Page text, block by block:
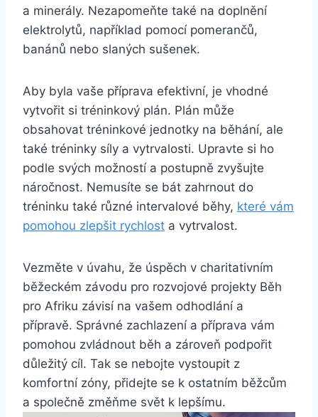
a minerály. Nezapomeňte také na doplnění
elektrolytů, například pomocí pomerančů,
banánů nebo slaných sušenek.
Aby byla vaše příprava efektivní, je vhodné
vytvořit si tréninkový plán. Plán může
obsahovat tréninkové jednotky na běhání, ale
také tréninky síly a vytrvalosti. Upravte si ho
podle svých možností a postupně zvyšujte
náročnost. Nemusíte se bát zahrnout do
tréninku také různé intervalové běhy, které vám
pomohou zlepšit rychlost a vytrvalost.
Vezměte v úvahu, že úspěch v charitativním
běžeckém závodu pro rozvojové projekty Běh
pro Afriku závisí na vašem odhodlání a
přípravě. Správné zachlazení a příprava vám
pomohou zvládnout běh a zároveň podpořit
důležitý cíl. Tak se nebojte vystoupit z
komfortní zóny, přidejte se k ostatním běžcům
a společně změňme svět k lepšímu.